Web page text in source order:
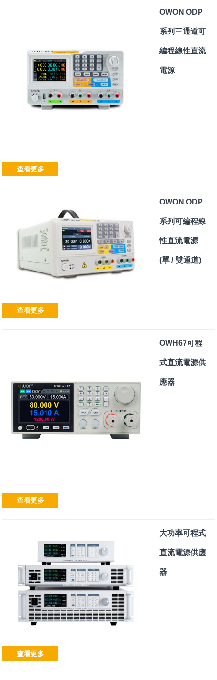
OWON ODP
系列三通道可
編程線性直流
電源
查看更多
OWON ODP
系列可編程線
性直流電源
(單 / 雙通道)
查看更多
OWH67可程
式直流電源供
應器
查看更多
大功率可程式
直流電源供應
器
查看更多